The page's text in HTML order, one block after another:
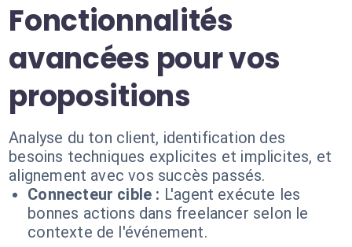
Fonctionnalités
avancées pour vos
propositions
Analyse du ton client, identification des
besoins techniques explicites et implicites, et
alignement avec vos succès passés.
Connecteur cible : L'agent exécute les
bonnes actions dans freelancer selon le
contexte de l'événement.